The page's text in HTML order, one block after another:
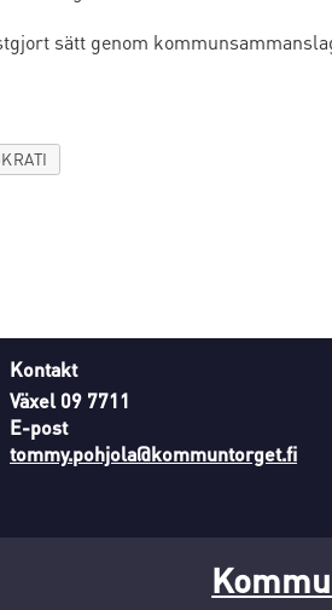
sätt genom
Kontakt
Växel 09 7711
E-post
tommy.pohjola@kommuntorget.fi